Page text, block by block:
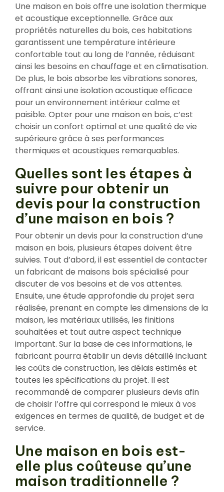
Une maison en bois offre une isolation thermique
et acoustique exceptionnelle. Grâce aux
propriétés naturelles du bois, ces habitations
garantissent une température intérieure
confortable tout au long de l’année, réduisant
ainsi les besoins en chauffage et en climatisation.
De plus, le bois absorbe les vibrations sonores,
offrant ainsi une isolation acoustique efficace
pour un environnement intérieur calme et
paisible. Opter pour une maison en bois, c’est
choisir un confort optimal et une qualité de vie
supérieure grâce à ses performances
thermiques et acoustiques remarquables.
Quelles sont les étapes à
suivre pour obtenir un
devis pour la construction
d’une maison en bois ?
Pour obtenir un devis pour la construction d’une
maison en bois, plusieurs étapes doivent être
suivies. Tout d’abord, il est essentiel de contacter
un fabricant de maisons bois spécialisé pour
discuter de vos besoins et de vos attentes.
Ensuite, une étude approfondie du projet sera
réalisée, prenant en compte les dimensions de la
maison, les matériaux utilisés, les finitions
souhaitées et tout autre aspect technique
important. Sur la base de ces informations, le
fabricant pourra établir un devis détaillé incluant
les coûts de construction, les délais estimés et
toutes les spécifications du projet. Il est
recommandé de comparer plusieurs devis afin
de choisir l’offre qui correspond le mieux à vos
exigences en termes de qualité, de budget et de
service.
Une maison en bois est-
elle plus coûteuse qu’une
maison traditionnelle ?